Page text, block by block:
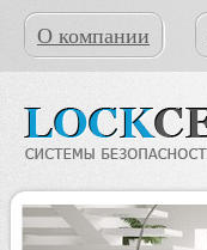
О компании